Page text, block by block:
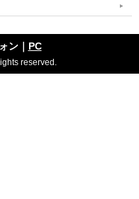
ン｜ PC
reserved.